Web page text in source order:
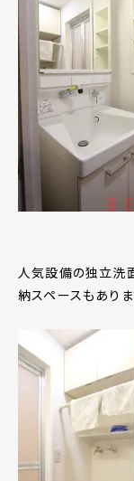
人気設備の独立洗
納スペースもあり